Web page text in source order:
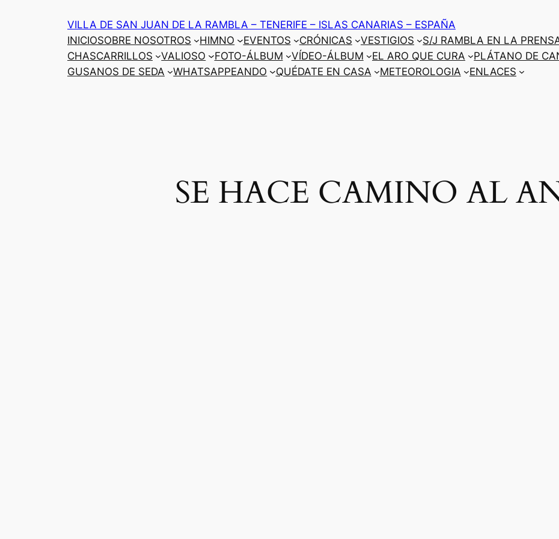
VILLA DE SAN JUAN DE LA RAMBLA – TENERIFE – ISLAS CANARIAS – ESPAÑA
INICIOSOBRE NOSOTROS HIMNO EVENTOS CRÓNICAS VESTIGIOS S/J RAMBLA EN LA
CHASCARRILLOS
VALIOSO FOTO-ÁLBUM VÍDEO-ÁLBUM EL ARO QUE CURA PLÁTANO DE
GUSANOS DE SEDA
WHATSAPPEANDO QUÉDATE EN CASA METEOROLOGIA ENLACES
SE HACE CAMINO AL